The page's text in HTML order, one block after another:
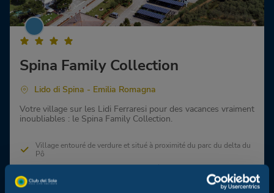
Spina Family Collection
Lido di Spina - Emilia Romagna
Votre village sur les Lidi Ferraresi pour des vacances vraiment
inoubliables : le Spina Family Collection.
Village entouré de verdure et situé à proximité du parc du delta du
Pô
Divertissements, spectacles et activités pour tous
Grand parc aquatique avec toboggans et piscines